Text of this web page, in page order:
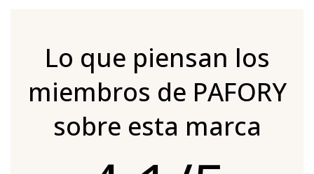
Lo que piensan los
miembros de PAFORY
sobre esta marca